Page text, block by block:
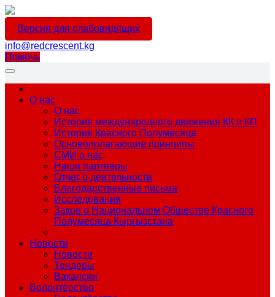
Версия для слабовидящих
info@redcrescent.kg
Помочь
О нас
О нас
История международного движения КК и КП
История Красного Полумесяца
Основополагающие принципы
СМИ о нас
Наши партнеры
Отчет о деятельности
Благодарственные письма
Исследования
Закон о Национальном Обществе Красного
Полумесяца Кыргызстана
Новости
Новости
Тендеры
Вакансии
Волонтёрство